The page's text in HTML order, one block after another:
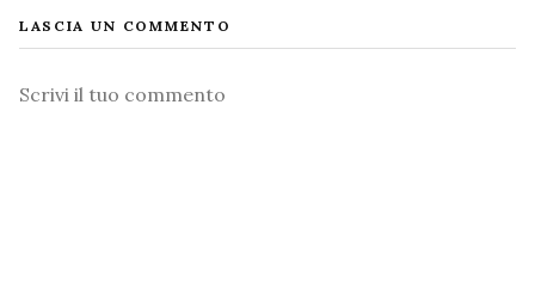
LASCIA UN COMMENTO
Commento